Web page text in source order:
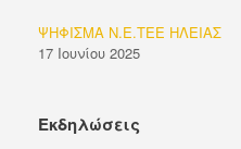
ΨΗΦΙΣΜΑ Ν.Ε.ΤΕΕ ΗΛΕΙΑΣ
17 Ιουνίου 2025
Εκδηλώσεις